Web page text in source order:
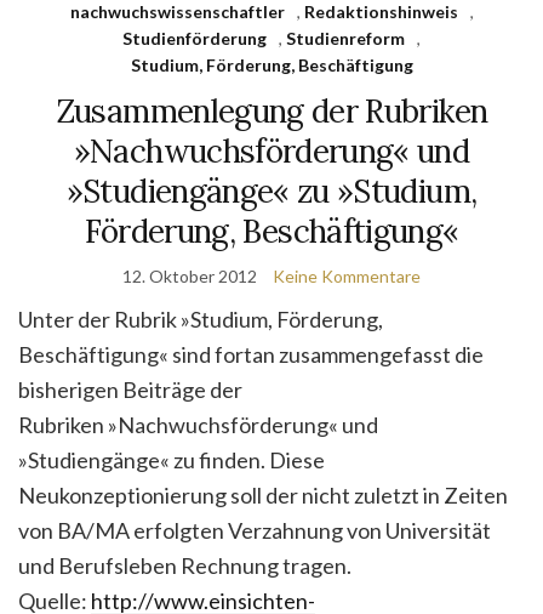
nachwuchswissenschaftler
, Redaktionshinweis
,
Studienförderung , Studienreform ,
Studium, Förderung, Beschäftigung
Zusammenlegung der Rubriken
»Nachwuchsförderung« und
»Studiengänge« zu »Studium,
Förderung, Beschäftigung«
12. Oktober 2012 Keine Kommentare
Unter der Rubrik »Studium, Förderung,
Beschäftigung« sind fortan zusammengefasst die
bisherigen Beiträge der
Rubriken »Nachwuchsförderung« und
»Studiengänge« zu finden. Diese
Neukonzeptionierung soll der nicht zuletzt in Zeiten
von BA/MA erfolgten Verzahnung von Universität
und Berufsleben Rechnung tragen.
Quelle: http://www.einsichten-